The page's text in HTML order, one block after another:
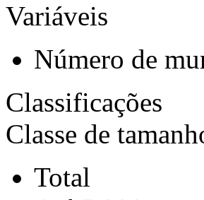
Variáveis
Número de
Classificações
Classe de
Total